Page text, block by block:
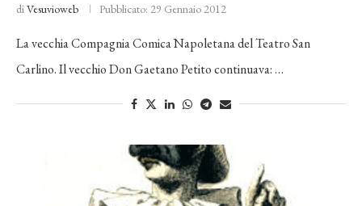
diVesuvioweb Pubblicato: 29 Gennaio 2012
La vecchia Compagnia Comica Napoletana del Teatro San
Carlino. Il vecchio Don Gaetano Petito continuava: …